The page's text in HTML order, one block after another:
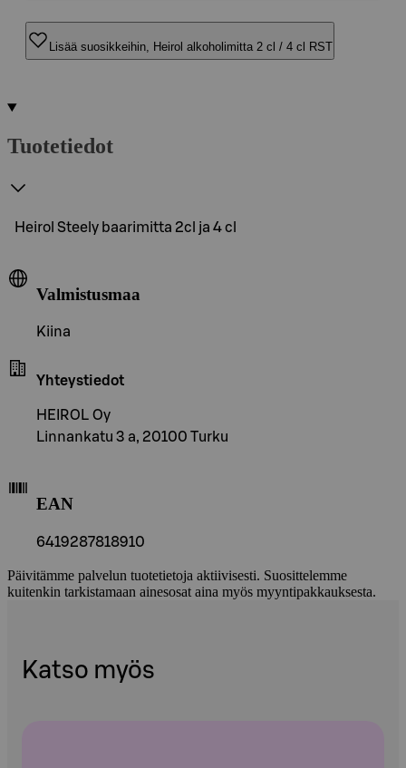
Lisää suosikkeihin, Heirol alkoholimitta 2 cl / 4 cl RST
Tuotetiedot
Heirol Steely baarimitta 2cl ja 4 cl
Valmistusmaa
Kiina
Yhteystiedot
HEIROL Oy
Linnankatu 3 a, 20100 Turku
EAN
6419287818910
Päivitämme palvelun tuotetietoja aktiivisesti. Suosittelemme
kuitenkin tarkistamaan ainesosat aina myös myyntipakkauksesta.
Katso myös